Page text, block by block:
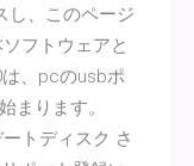
し、このページ
フトウェアと
、pcのusbポ
まります。
トディスク さ